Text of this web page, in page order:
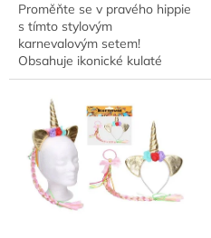
Proměňte se v pravého hippie
s tímto stylovým
karnevalovým setem!
Obsahuje ikonické kulaté
brýle, barevný šátek a
přívěsek s motivem míru.
Ideální na karneval, tematické
večírky...